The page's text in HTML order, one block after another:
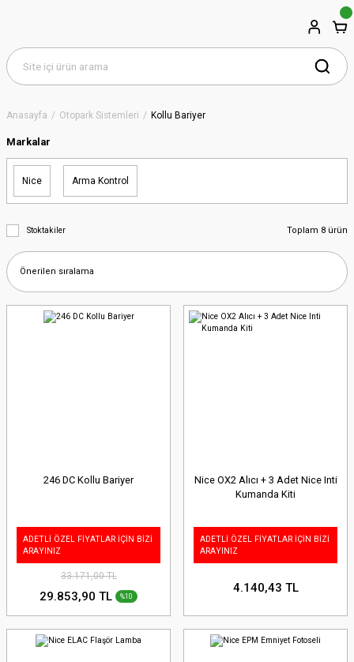
Anasayfa Otopark Sistemleri Kollu Bariyer
Markalar
Nice Arma Kontrol
Stoktakiler Toplam 8 ürün
246 DC Kollu Bariyer
ADETLİ ÖZEL FİYATLAR İÇİN BİZİ
ARAYINIZ
33.171,00 TL
29.853,90 TL %10
Nice OX2 Alıcı + 3 Adet Nice Inti
Kumanda Kiti
ADETLİ ÖZEL FİYATLAR İÇİN BİZİ
ARAYINIZ
4.140,43 TL